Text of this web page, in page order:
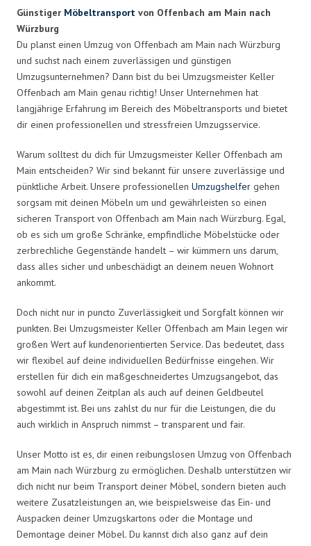
Günstiger Möbeltransport von Offenbach am Main nach
Würzburg
Du planst einen Umzug von Offenbach am Main nach Würzburg
und suchst nach einem zuverlässigen und günstigen
Umzugsunternehmen? Dann bist du bei Umzugsmeister Keller
Offenbach am Main genau richtig! Unser Unternehmen hat
langjährige Erfahrung im Bereich des Möbeltransports und bietet
dir einen professionellen und stressfreien Umzugsservice.
Warum solltest du dich für Umzugsmeister Keller Offenbach am
Main entscheiden? Wir sind bekannt für unsere zuverlässige und
pünktliche Arbeit. Unsere professionellen Umzugshelfer gehen
sorgsam mit deinen Möbeln um und gewährleisten so einen
sicheren Transport von Offenbach am Main nach Würzburg. Egal,
ob es sich um große Schränke, empfindliche Möbelstücke oder
zerbrechliche Gegenstände handelt – wir kümmern uns darum,
dass alles sicher und unbeschädigt an deinem neuen Wohnort
ankommt.
Doch nicht nur in puncto Zuverlässigkeit und Sorgfalt können wir
punkten. Bei Umzugsmeister Keller Offenbach am Main legen wir
großen Wert auf kundenorientierten Service. Das bedeutet, dass
wir flexibel auf deine individuellen Bedürfnisse eingehen. Wir
erstellen für dich ein maßgeschneidertes Umzugsangebot, das
sowohl auf deinen Zeitplan als auch auf deinen Geldbeutel
abgestimmt ist. Bei uns zahlst du nur für die Leistungen, die du
auch wirklich in Anspruch nimmst – transparent und fair.
Unser Motto ist es, dir einen reibungslosen Umzug von Offenbach
am Main nach Würzburg zu ermöglichen. Deshalb unterstützen wir
dich nicht nur beim Transport deiner Möbel, sondern bieten auch
weitere Zusatzleistungen an, wie beispielsweise das Ein- und
Auspacken deiner Umzugskartons oder die Montage und
Demontage deiner Möbel. Du kannst dich also ganz auf dein